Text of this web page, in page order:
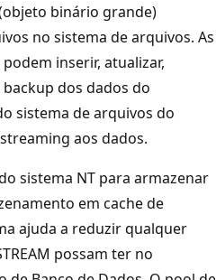
binário grande)
no sistema de arquivos. As
inserir, atualizar,
dos dados do
sistema de arquivos do
aos dados.
sistema NT para armazenar
em cache de
ajuda a reduzir qualquer
possam ter no